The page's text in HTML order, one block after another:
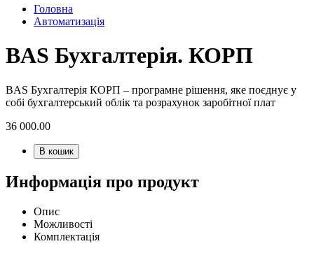
Головна
Автоматизація
BAS Бухгалтерія. КОРП
BAS Бухгалтерія КОРП – програмне рішення, яке поєднує у
собі бухгалтерський облік та розрахунок заробітної плат
36 000.00
В кошик
Информація про продукт
Опис
Можливості
Комплектація